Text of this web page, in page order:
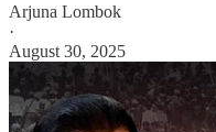
Arjuna Lombok
·
August 30, 2025